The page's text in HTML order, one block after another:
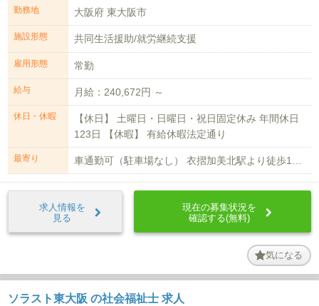
勤務地 大阪府 東大阪市
施設形態 共同生活援助/就労継続支援
雇用形態 常勤
給与 月給：240,672円 ～
休日・休暇
【休日】 土曜日・日曜日・祝日固定休み 年間休日
123日 【休暇】 有給休暇法定通り
最寄り
求人情報を
見る
現在の募集状況を
確認する(無料)
気になる
ソラスト東大阪 の社会福祉士 求人